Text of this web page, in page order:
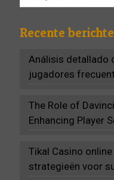
Recente
Análisis detallado
jugadores
The Role of
Enhancing Player
Tikal Casino
strategieën voor